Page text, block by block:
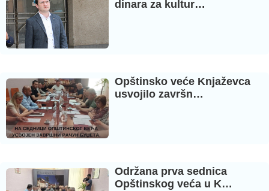
dinara za kultur…
Opštinsko veće Knjaževca
usvojilo završn…
Održana prva sednica
Opštinskog veća u K…